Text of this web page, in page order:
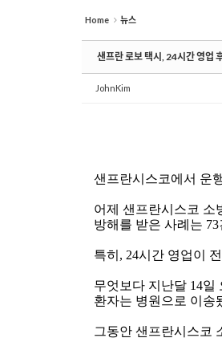
Home 뉴스
샌프란 로보 택시, 24시간 영업
JohnKim
샌프란시스코에서 운
어제 샌프란시스코 소
방해를 받은 사례는 73
특히 , 24시간 영업이
무엇보다 지난달 14일
환자는 병원으로 이송
그동안 샌프란시스코